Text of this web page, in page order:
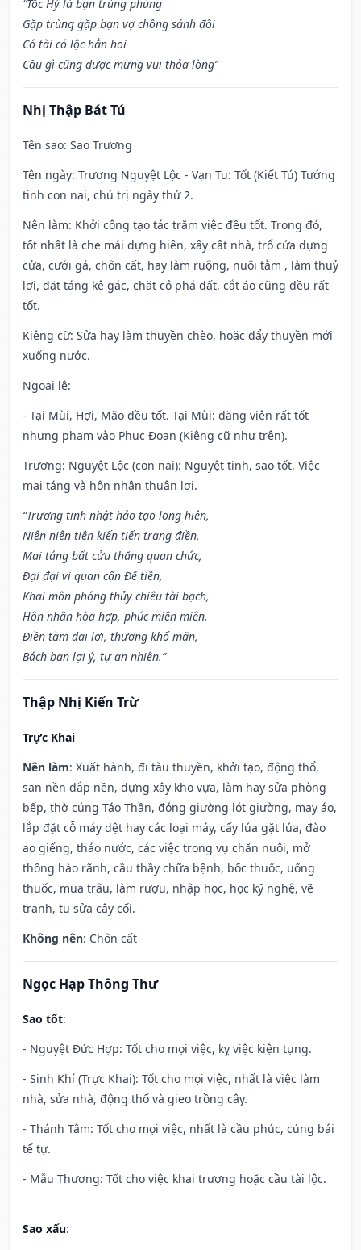
“Tốc Hỷ là bạn trùng phùng
Gặp trùng gặp bạn vợ chồng sánh đôi
Có tài có lộc hẳn hoi
Cầu gì cũng được mừng vui thỏa lòng”
Nhị Thập Bát Tú
Tên sao: Sao Trương
Tên ngày: Trương Nguyệt Lộc - Vạn Tu: Tốt (Kiết Tú) Tướng
tinh con nai, chủ trị ngày thứ 2.
Nên làm: Khởi công tạo tác trăm việc đều tốt. Trong đó,
tốt nhất là che mái dựng hiên, xây cất nhà, trổ cửa dựng
cửa, cưới gả, chôn cất, hay làm ruộng, nuôi tằm , làm thuỷ
lợi, đặt táng kê gác, chặt cỏ phá đất, cắt áo cũng đều rất
tốt.
Kiêng cữ: Sửa hay làm thuyền chèo, hoặc đẩy thuyền mới
xuống nước.
Ngoại lệ:
- Tại Mùi, Hợi, Mão đều tốt. Tại Mùi: đăng viên rất tốt
nhưng phạm vào Phục Đoạn (Kiêng cữ như trên).
Trương: Nguyệt Lộc (con nai): Nguyệt tinh, sao tốt. Việc
mai táng và hôn nhân thuận lợi.
“Trương tinh nhật hảo tạo long hiên,
Niên niên tiện kiến tiến trang điền,
Mai táng bất cửu thăng quan chức,
Đại đại vi quan cận Đế tiền,
Khai môn phóng thủy chiêu tài bạch,
Hôn nhân hòa hợp, phúc miên miên.
Điền tàm đại lợi, thương khố mãn,
Bách ban lợi ý, tự an nhiên.”
Thập Nhị Kiến Trừ
Trực Khai
Nên làm: Xuất hành, đi tàu thuyền, khởi tạo, động thổ,
san nền đắp nền, dựng xây kho vựa, làm hay sửa phòng
bếp, thờ cúng Táo Thần, đóng giường lót giường, may áo,
lắp đặt cỗ máy dệt hay các loại máy, cấy lúa gặt lúa, đào
ao giếng, tháo nước, các việc trong vụ chăn nuôi, mở
thông hào rãnh, cầu thầy chữa bệnh, bốc thuốc, uống
thuốc, mua trâu, làm rượu, nhập học, học kỹ nghệ, vẽ
tranh, tu sửa cây cối.
Không nên: Chôn cất
Ngọc Hạp Thông Thư
Sao tốt:
- Nguyệt Đức Hợp: Tốt cho mọi việc, kỵ việc kiện tụng.
- Sinh Khí (Trực Khai): Tốt cho mọi việc, nhất là việc làm
nhà, sửa nhà, động thổ và gieo trồng cây.
- Thánh Tâm: Tốt cho mọi việc, nhất là cầu phúc, cúng bái
tế tự.
- Mẫu Thương: Tốt cho việc khai trương hoặc cầu tài lộc.
Sao xấu: